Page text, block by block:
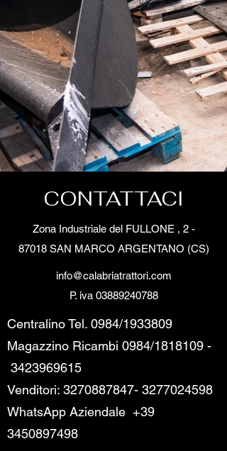
CONTATTACI
Zona Industriale del FULLONE , 2 -
87018 SAN MARCO ARGENTANO (CS)
info@calabriatrattori.com
P. iva 03889240788
Centralino Tel. 0984/1933809
Magazzino Ricambi 0984/1818109 -
3423969615
Venditori: 3270887847- 3277024598
WhatsApp Aziendale +39
3450897498